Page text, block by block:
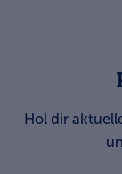
Hol dir